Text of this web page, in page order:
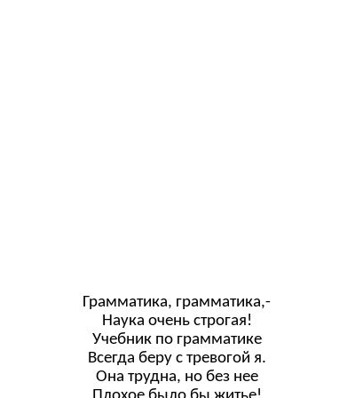
Грамматика, грамматика,-
Наука очень строгая!
Учебник по грамматике
Всегда беру с тревогой я.
Она трудна, но без нее